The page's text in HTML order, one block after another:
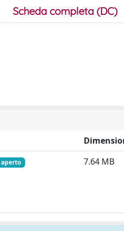
Scheda completa (DC)
aperto 7.64 MB